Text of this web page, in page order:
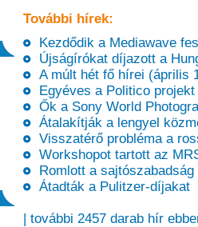
További hírek:
Kezdődik a Mediawave
Újságírókat díjazott a
A múlt hét fő hírei (április
Egyéves a Politico projekt
Ők a Sony World
Átalakítják a lengyel
Visszatérő probléma a
Workshopot tartott az
Romlott a sajtószabadság
Átadták a Pulitzer-díjakat
| további 2457 darab hír